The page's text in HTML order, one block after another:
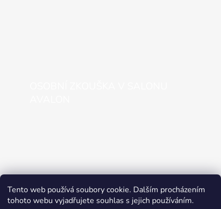
Tento web používá soubory cookie. Dalším procházením
tohoto webu vyjadřujete souhlas s jejich používáním.